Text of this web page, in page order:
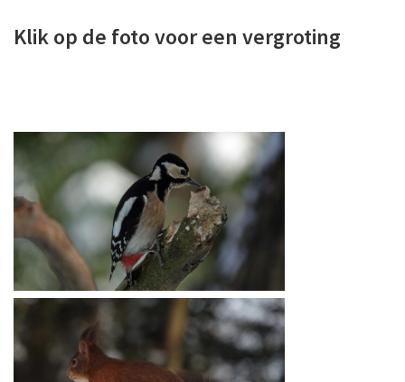
Klik op de foto voor een vergroting